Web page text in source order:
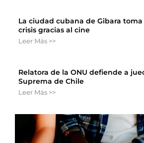
La ciudad cubana de Gibara
crisis gracias al cine
Leer Más >>
Relatora de la ONU defiende a
Suprema de Chile
Leer Más >>